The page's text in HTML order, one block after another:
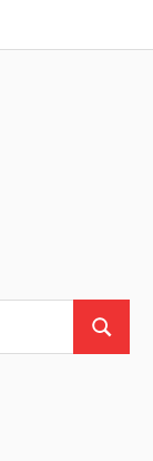
Suchen